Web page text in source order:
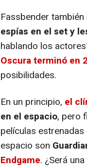
Fassbender
espías en el set y
hablando los
Oscuraterminó en
posibilidades.
En un principio, el
en el espacio, pero
películas
espacio son
Endgame. ¿Será